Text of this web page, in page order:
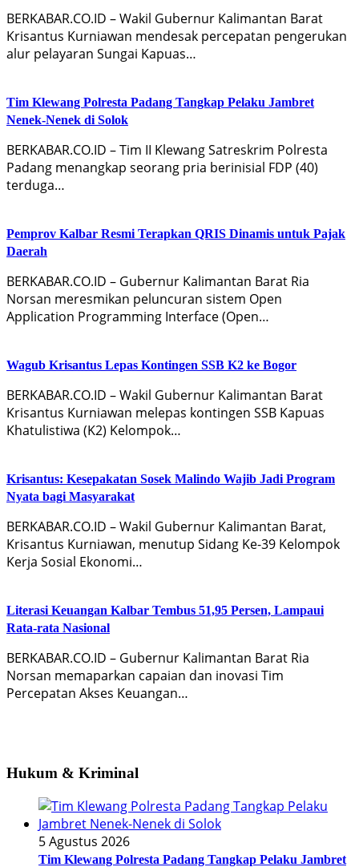
BERKABAR.CO.ID – Wakil Gubernur Kalimantan Barat
Krisantus Kurniawan mendesak percepatan pengerukan
alur pelayaran Sungai Kapuas…
Tim Klewang Polresta Padang Tangkap Pelaku Jambret
Nenek-Nenek di Solok
BERKABAR.CO.ID – Tim II Klewang Satreskrim Polresta
Padang menangkap seorang pria berinisial FDP (40)
terduga…
Pemprov Kalbar Resmi Terapkan QRIS Dinamis untuk Pajak
Daerah
BERKABAR.CO.ID – Gubernur Kalimantan Barat Ria
Norsan meresmikan peluncuran sistem Open
Application Programming Interface (Open…
Wagub Krisantus Lepas Kontingen SSB K2 ke Bogor
BERKABAR.CO.ID – Wakil Gubernur Kalimantan Barat
Krisantus Kurniawan melepas kontingen SSB Kapuas
Khatulistiwa (K2) Kelompok…
Krisantus: Kesepakatan Sosek Malindo Wajib Jadi Program
Nyata bagi Masyarakat
BERKABAR.CO.ID – Wakil Gubernur Kalimantan Barat,
Krisantus Kurniawan, menutup Sidang Ke-39 Kelompok
Kerja Sosial Ekonomi…
Literasi Keuangan Kalbar Tembus 51,95 Persen, Lampaui
Rata-rata Nasional
BERKABAR.CO.ID – Gubernur Kalimantan Barat Ria
Norsan memaparkan capaian dan inovasi Tim
Percepatan Akses Keuangan…
Hukum & Kriminal
5 Agustus 2026
Tim Klewang Polresta Padang Tangkap Pelaku Jambret